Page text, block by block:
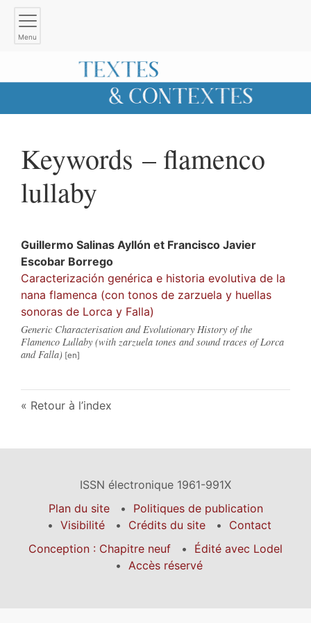
Menu
Keywords – flamenco
lullaby
Guillermo Salinas Ayllón et Francisco Javier
Escobar Borrego
Caracterización genérica e historia evolutiva de la
nana flamenca (con tonos de zarzuela y huellas
sonoras de Lorca y Falla)
Generic Characterisation and Evolutionary History of the
Flamenco Lullaby (with zarzuela tones and sound traces of Lorca
and Falla)
Retour à l’index
ISSN électronique 1961-991X
Plan du site
Politiques de publication
Visibilité
Crédits du site
Contact
Conception : Chapitre neuf
Édité avec Lodel
Accès réservé